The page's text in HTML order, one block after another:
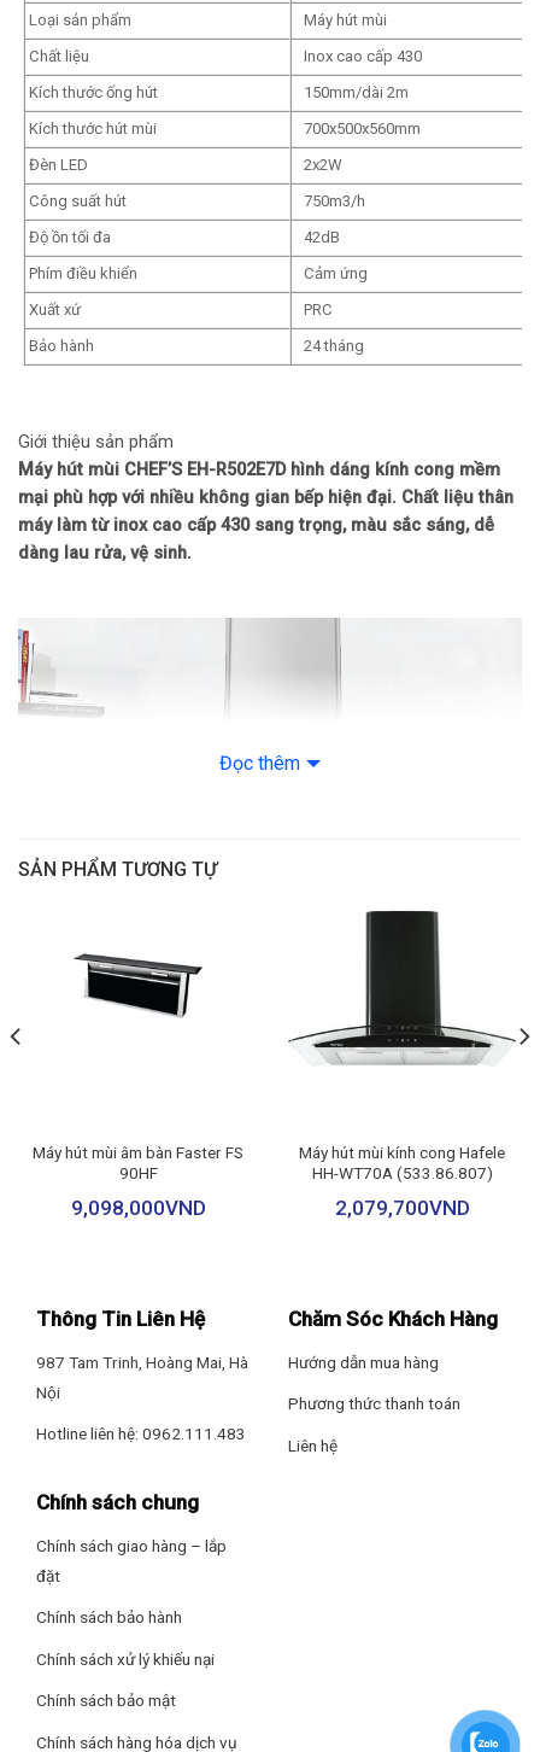
Loại sản phẩm
Máy hút mùi
Chất liệu
Inox cao cấp 430
Kích thước ống hút
150mm/dài 2m
Kích thước hút mùi
700x500x560mm
Đèn LED
2x2W
Công suất hút
750m3/h
Độ ồn tối đa
42dB
Phím điều khiển
Cảm ứng
Xuất xứ
PRC
Bảo hành
24 tháng
Giới thiệu sản phẩm
Máy hút mùi CHEF’S EH-R502E7D hình dáng kính cong mềm
mại phù hợp với nhiều không gian bếp hiện đại. Chất liệu thân
máy làm từ inox cao cấp 430 sang trọng, màu sắc sáng, dễ
dàng lau rửa, vệ sinh.
Khử mùi kính cong, kích thước 70cm
Máy hút mùi EH-R502E7D có thiết kế dạng kính cong mềm mại,
Sử dụng động cơ không chổi than ( BLDC )
Điều khiển cảm ứng và điều khiển không chạm 6 tốc độ
Chef’s EH-R502E7D
điều khiển không chạm với 6 tốc độ hút. Chạm tay vào nút
Nguồn để tắt/khởi động máy hút. Phím cảm ứng dễ dàng điều
nhạy.
Công suất hút 750 m3/h
Máy có công suất hút mạnh mẽ, lên đến 750 m3/h, hút siêu
nhanh, bếp sạch mùi nhanh chóng, cho không gian bếp luôn
Đọc thêm
SẢN PHẨM TƯƠNG TỰ
Máy hút mùi âm bàn Faster FS
90HF
9,098,000VND
Máy hút mùi kính cong Hafele
HH-WT70A (533.86.807)
2,079,700VND
Thông Tin Liên Hệ
987 Tam Trinh, Hoàng Mai, Hà
Nội
Hotline liên hệ: 0962.111.483
Chăm Sóc Khách Hàng
Hướng dẫn mua hàng
Phương thức thanh toán
Liên hệ
Chính sách chung
Chính sách giao hàng – lắp
đặt
Chính sách bảo hành
Chính sách xử lý khiếu nại
Chính sách bảo mật
Chính sách hàng hóa dịch vụ